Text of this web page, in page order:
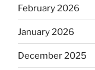
February 2026
January 2026
December 2025